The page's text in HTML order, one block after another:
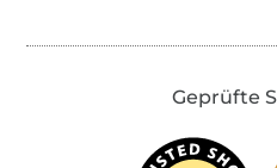
Geprüfte